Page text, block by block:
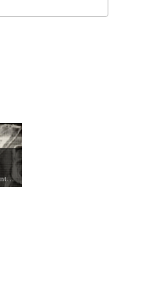
Marcus Vinícius Araújo Nascimento, 1991